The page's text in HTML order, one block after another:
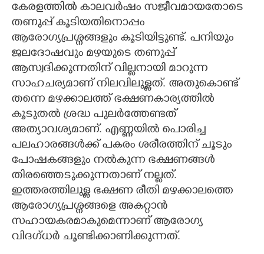
CARTOONS
LITERATURE
CONTACT US
കേരളത്തിൽ കാലവർഷം സജീവമായതോടെ
തണുപ്പ് കൂടിയതിനൊപ്പം
ആരോഗ്യപ്രശ്നങ്ങളും കൂടിയിട്ടുണ്ട്. പനിയും
ജലദോഷവും മഴയുടെ തണുപ്പ്
ആസ്വദിക്കുന്നതിന് വില്ലനായി മാറുന്ന
സാഹചര്യമാണ് നിലവിലുള്ളത്. അതുകൊണ്ട്
തന്നെ മഴക്കാലത്ത് ഭക്ഷണകാര്യത്തിൽ
കൂടുതൽ ശ്രദ്ധ പുലർത്തേണ്ടത്
അത്യാവശ്യമാണ്. എണ്ണയിൽ പൊരിച്ച
പലഹാരങ്ങൾക്ക് പകരം ശരീരത്തിന് ചൂടും
പോഷകങ്ങളും നൽകുന്ന ഭക്ഷണങ്ങൾ
തിരഞ്ഞെടുക്കുന്നതാണ് നല്ലത്.
ഇത്തരത്തിലുള്ള ഭക്ഷണ രീതി മഴക്കാലത്തെ
ആരോഗ്യപ്രശ്നങ്ങളെ അകറ്റാൻ
സഹായകരമാകുമെന്നാണ് ആരോഗ്യ
വിദഗ്ധർ ചൂണ്ടിക്കാണിക്കുന്നത്.